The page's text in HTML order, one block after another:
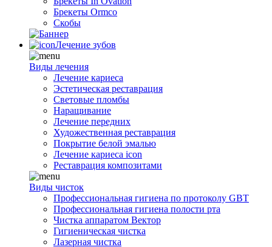
Брекеты Ormco
Скобы
Лечение зубов
Виды лечения
Лечение кариеса
Эстетическая реставрация
Световые пломбы
Наращивание
Лечение передних
Художественная реставрация
Покрытие белой эмалью
Лечение кариеса icon
Реставрация композитами
Виды чисток
Профессиональная гигиена по протоколу GBT
Профессиональная гигиена полости рта
Чистка аппаратом Вектор
Гигиеническая чистка
Лазерная чистка